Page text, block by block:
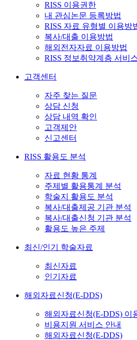
RISS 이용권한
내 관심논문 등록방법
RISS 자료 유형별 이용방
복사/대출 이용방법
해외전자자료 이용방법
RISS 정보취약계층 서비
고객센터
자주 찾는 질문
상담 신청
상담 내역 확인
고객제안
신고센터
RISS 활용도 분석
자료 현황 통계
주제별 활용통계 분석
학술지 활용도 분석
복사/대출제공 기관 분석
복사/대출신청 기관 분석
활용도 높은 주제
최신/인기 학술자료
최신자료
인기자료
해외자료신청(E-DDS)
해외자료신청(E-DDS) 이
비용지원 서비스 안내
해외자료신청(E-DDS)